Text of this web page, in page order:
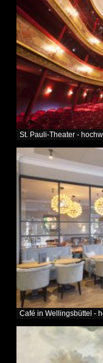
St. Pauli-Theater -
Café in Wellingsbüttel -